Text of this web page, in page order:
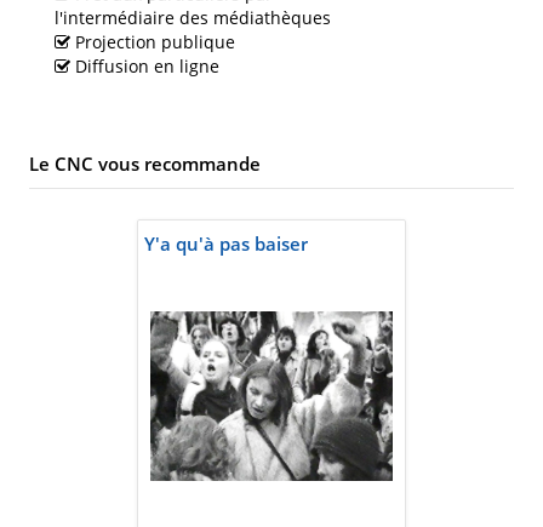
l'intermédiaire des médiathèques
Projection publique
Diffusion en ligne
Le CNC vous recommande
Y'a qu'à pas baiser